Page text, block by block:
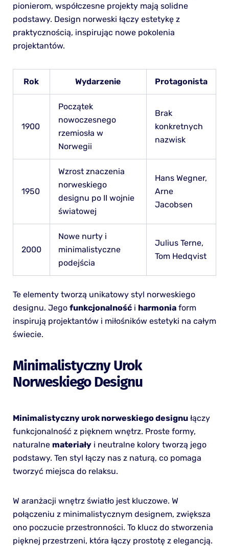
pionierom, współczesne projekty mają solidne
podstawy. Design norweski łączy estetykę z
praktycznością, inspirując nowe pokolenia
projektantów.
Rok Wydarzenie Protagonista
1900
Początek
nowoczesnego
rzemiosła w
Norwegii
Brak
konkretnych
nazwisk
1950
Wzrost znaczenia
norweskiego
designu po II wojnie
światowej
Hans Wegner,
Arne
Jacobsen
2000
Nowe nurty i
minimalistyczne
podejścia
Julius Terne,
Tom Hedqvist
Te elementy tworzą unikatowy styl norweskiego
designu. Jego funkcjonalnośći harmoniaform
inspirują projektantów i miłośników estetyki na całym
świecie.
Minimalistyczny Urok
Norweskiego Designu
Minimalistyczny urok norweskiego designułączy
funkcjonalność z pięknem wnętrz. Proste formy,
naturalne materiałyi neutralne kolory tworzą jego
podstawy. Ten styl łączy nas z naturą, co pomaga
tworzyć miejsca do relaksu.
W aranżacji wnętrz światło jest kluczowe. W
połączeniu z minimalistycznym designem, zwiększa
ono poczucie przestronności. To klucz do stworzenia
pięknej przestrzeni, która łączy prostotę z elegancją.